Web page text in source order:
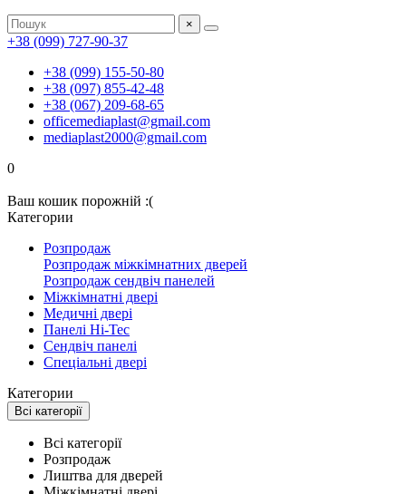
×
+38 (099) 727-90-37
+38 (099) 155-50-80
+38 (097) 855-42-48
+38 (067) 209-68-65
officemediaplast@gmail.com
mediaplast2000@gmail.com
0
Ваш кошик порожній :(
Категории
Розпродаж
Розпродаж міжкімнатних дверей
Розпродаж сендвіч панелей
Міжкімнатні двері
Медичні двері
Панелі Hi-Tec
Сендвіч панелі
Спеціальні двері
Категории
Всі категорії
Всі категорії
Розпродаж
Лиштва для дверей